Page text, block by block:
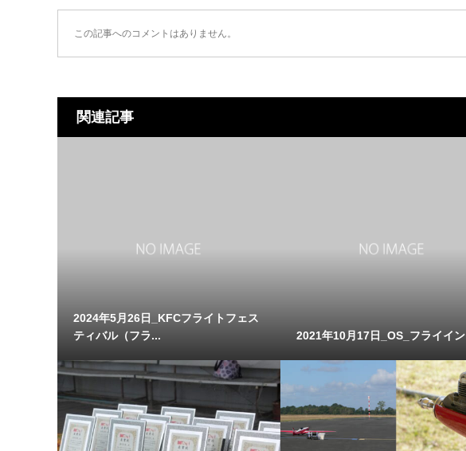
この記事へのコメントはありません。
関連記事
2024年5月26日_KFCフライトフェス
ティバル（フラ...
2021年10月17日_OS_フライイン